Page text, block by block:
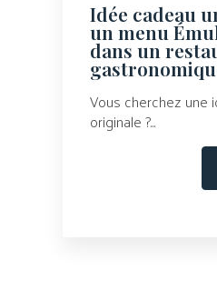
Idée cadeau
un menu
dans un
Vous cherchez une
originale ?...